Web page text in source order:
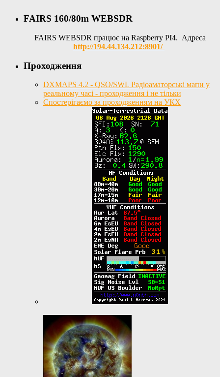
FAIRS 160/80m WEBSDR
FAIRS WEBSDR працює на Raspberry PI4. Адреса
http://194.44.134.212:8901/
Проходження
DXMAPS 4.2 - QSO/SWL Радіоаматорські мапи у
реальному часі - проходження і не тільки
Спостерігаємо за проходженням на УКХ